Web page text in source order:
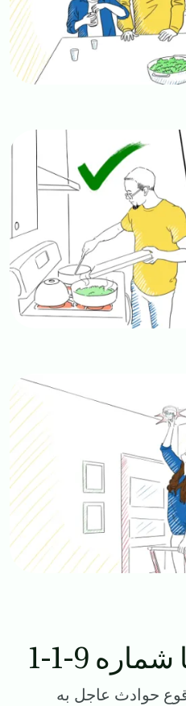
‌9-1-1
حوادث عاجل به